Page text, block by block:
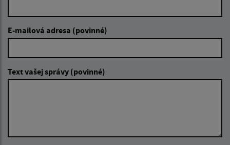
E-mailová adresa (povinné)
Text vašej správy (povinné)